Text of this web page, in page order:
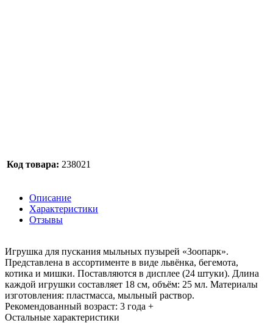
Код товара: 238021
Описание
Характеристики
Отзывы
Игрушка для пускания мыльных пузырей «Зоопарк».
Представлена в ассортименте в виде львёнка, бегемота,
котика и мишки. Поставляются в дисплее (24 штуки). Длина
каждой игрушки составляет 18 см, объём: 25 мл. Материалы
изготовления: пластмасса, мыльный раствор.
Рекомендованный возраст: 3 года +
Остальные характеристики